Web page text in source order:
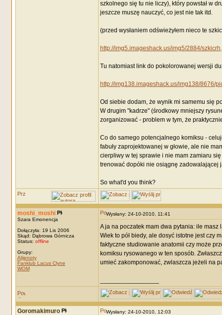
szkolnego się tu nie liczy), który powstał w
jeszcze muszę nauczyć, co jest nie tak itd.
(przed wysłaniem odświeżyłem nieco te
http://img5.imageshack.us/img5/2884/
Tu natomiast link do pokolorowanej wersji
http://img138.imageshack.us/img138/8676/
Od siebie dodam, że wynik mi samemu się
W drugim "kadrze" (środkowy mniejszy
zorganizować - problem w tym, że
Co do samego potencjalnego komiksu -
fabuły zaprojektowanej w głowie, ale nie
cierpliwy w tej sprawie i nie mam zamiaru
trenować dopóki nie osiągnę zadowalającej
So what'd you think?
moshi_moshi
Szara Emonencja
Dołączyła: 19 Lis 2006
Skąd: Dąbrowa Górnicza
Status: offline
Grupy:
Alijenoty
Fanklub Lacus Clyne
WOM
Wysłany: 24-10-2010, 11:41
A ja na poczatek mam dwa pytania: ile
Wiek to pół biedy, ale dosyć istotne jest czy
faktyczne studiowanie anatomii czy może
komiksu rysowanego w ten sposób.
umieć zakomponować, zwlaszcza jeżeli na
Goromakimuro Wysłany: 24-10-2010, 12:03